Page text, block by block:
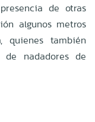
de otras
algunos metros
también
de nadadores de